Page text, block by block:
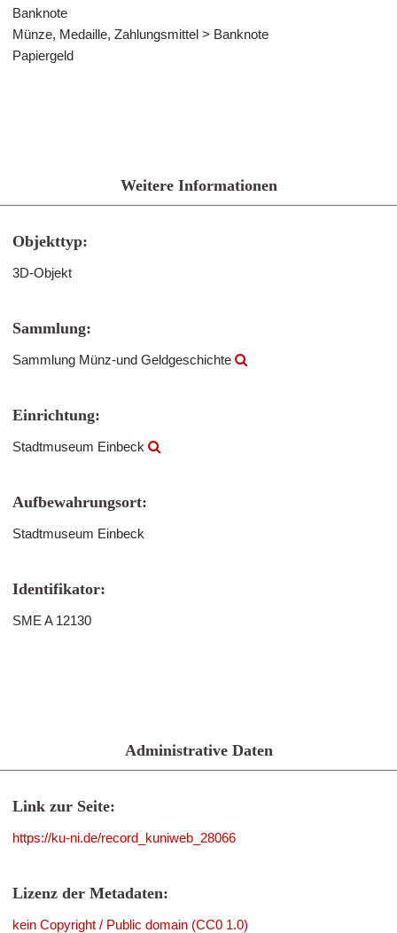
Banknote
Münze, Medaille, Zahlungsmittel > Banknote
Papiergeld
Weitere Informationen
Objekttyp:
3D-Objekt
Sammlung:
Sammlung Münz-und Geldgeschichte
Einrichtung:
Stadtmuseum Einbeck
Aufbewahrungsort:
Stadtmuseum Einbeck
Identifikator:
SME A 12130
Administrative Daten
Link zur Seite:
https://ku-ni.de/record_kuniweb_28066
Lizenz der Metadaten:
kein Copyright / Public domain (CC0 1.0)